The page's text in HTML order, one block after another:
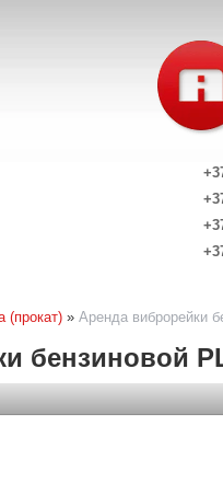
(прокат) » Аренда виброрейки
бензиновой